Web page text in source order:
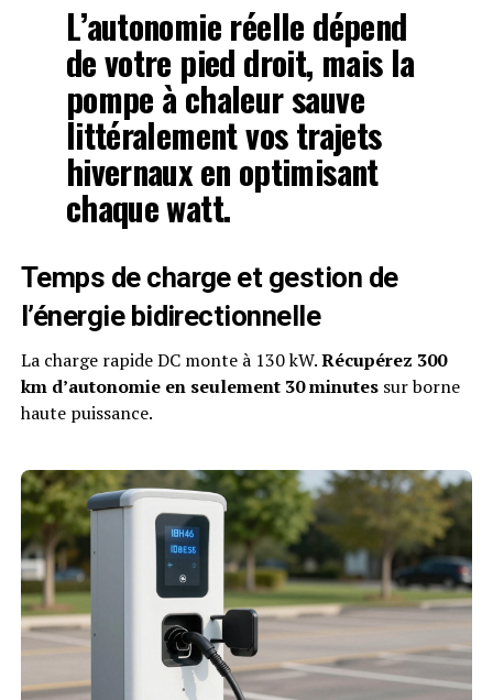
L’autonomie réelle dépend
de votre pied droit, mais la
pompe à chaleur sauve
littéralement vos trajets
hivernaux en optimisant
chaque watt.
Temps de charge et gestion de
l’énergie bidirectionnelle
La charge rapide DC monte à 130 kW.Récupérez 300
km d’autonomie en seulement 30 minutessur borne
haute puissance.